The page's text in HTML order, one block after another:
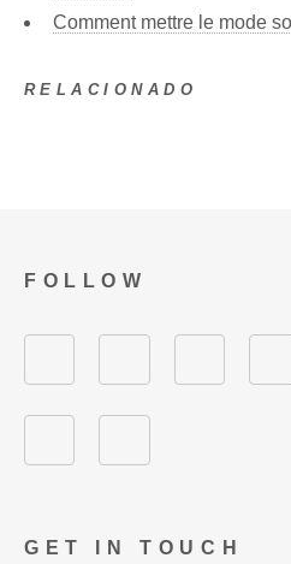
Comment mettre le mode
RELACIONADO
GET IN TOUCH
FOLLOW